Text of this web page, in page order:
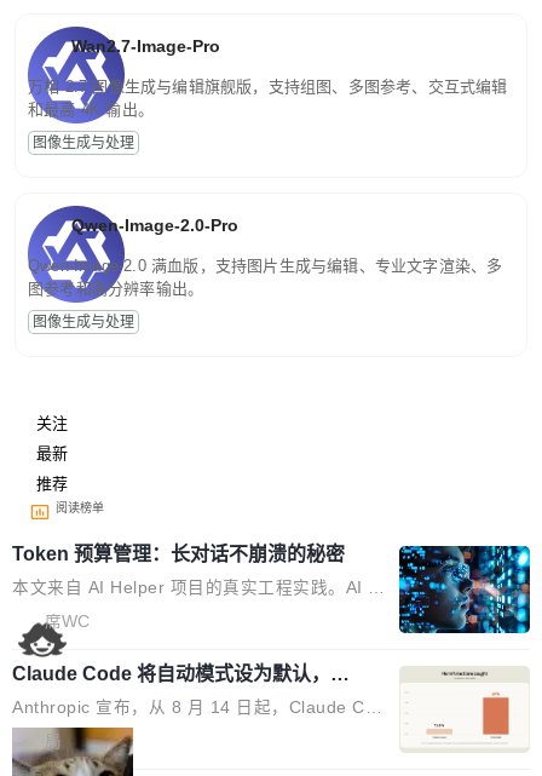
Wan2.7-Image-Pro
万相 2.7 图像生成与编辑旗舰版，支持组图、多图参考、交互式编辑
和最高 4K 输出。
图像生成与处理
Qwen-Image-2.0-Pro
Qwen-Image-2.0 满血版，支持图片生成与编辑、专业文字渲染、多
图参考和高分辨率输出。
图像生成与处理
关注
最新
推荐
阅读榜单
Token 预算管理：长对话不崩溃的秘密
本文来自 AI Helper 项目的真实工程实践。AI H
elper 是一个开源的 Chrome 智能助手扩展，采
用 ReAct 推理循环架构，内置 44 个工具，支持
多轮工具调用和复杂任务拆解。 问题：多轮推理
的 Token 雪崩 ReAct 架构的核心是"推理-行动-
观察"循环。每一轮循环，AI 调用工具、拿到结
果、把结果追加到消息历史中。一个复杂任务可
席WC
Claude Code 将自动模式设为默认，称
人类审批只抓到 13.6% 危险命令
Anthropic 宣布，从 8 月 14 日起，Claude Cod
e 在 Pro、Max、Team 计划上将默认启用自动
模式（auto mode）。这个决定背后，是两组让
局